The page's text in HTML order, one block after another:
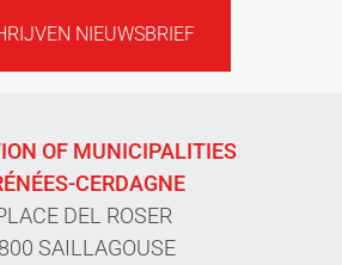
NIEUWSBRIEF
OF MUNICIPALITIES
CERDAGNE
DEL ROSER
SAILLAGOUSE